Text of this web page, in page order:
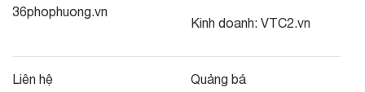
36phophuong.vn
Kinh doanh: VTC2.vn
Liên hệ Quảng bá